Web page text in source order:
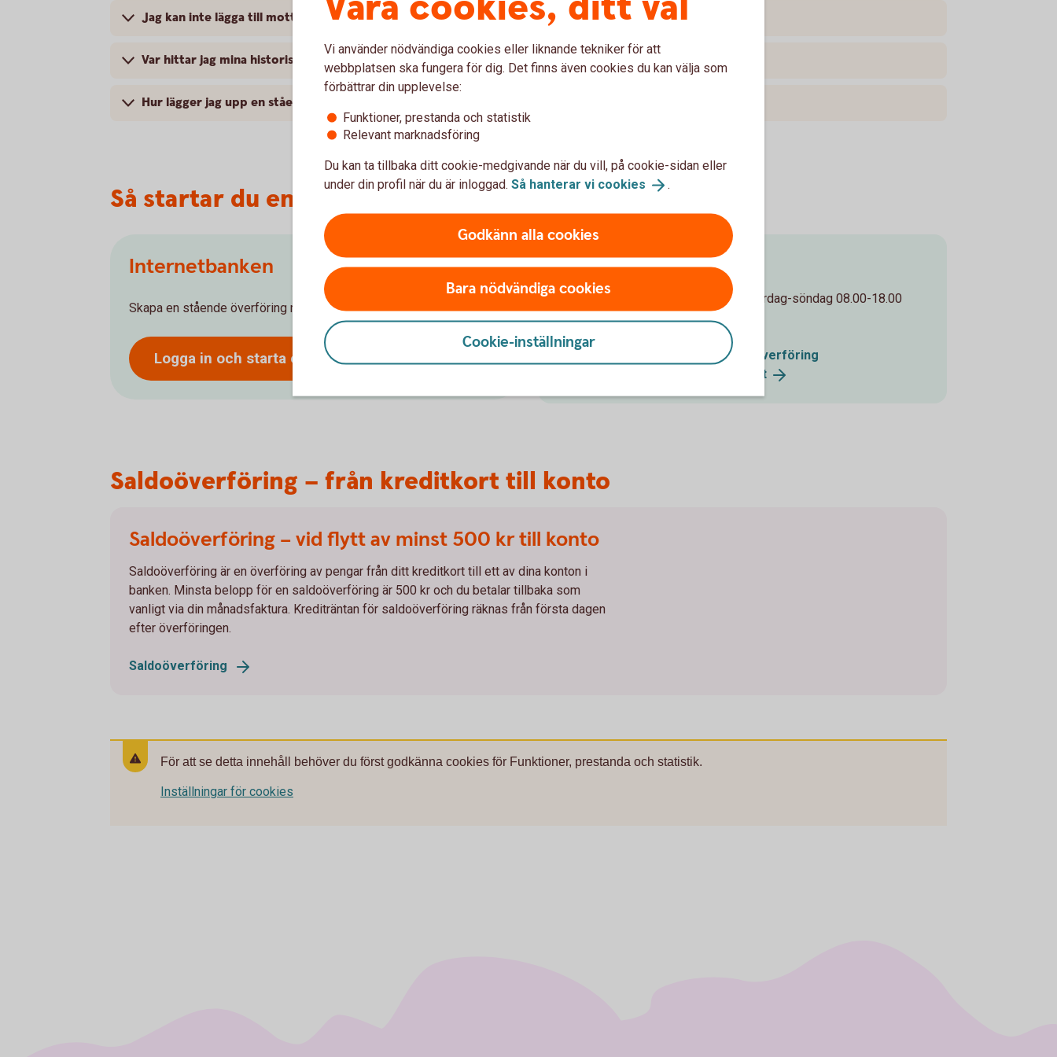
Jag kan inte lägga till mottagaren. Hur vet jag vad det är för kontotyp?
Var hittar jag mina historiska betalningar och överföringar?
Hur lägger jag upp en stående överföring?
Så startar du en stående överföring
Internetbanken
Skapa en stående överföring mellan olika konton i internetbanken.
Logga in och starta en stående
Ring oss
Öppet måndag-fredag 08.00-20.00, lördag-söndag 08.00-18.00
(stängt storhelger)
Ring 0499-487 50 om stående överföring
telefontjänst
Saldoöverföring – från kreditkort till konto
Saldoöverföring – vid flytt av minst 500 kr till konto
Saldoöverföring är en överföring av pengar från ditt kreditkort till ett av dina konton i
banken. Minsta belopp för en saldoöverföring är 500 kr och du betalar tillbaka som
vanligt via din månadsfaktura. Krediträntan för saldoöverföring räknas från första dagen
efter överföringen.
Saldoöverföring
För att se detta innehåll behöver du först godkänna cookies för Funktioner, prestanda och statistik.
Inställningar för cookies
Vi använder nödvändiga cookies eller liknande tekniker för att
webbplatsen ska fungera för dig. Det finns även cookies du kan välja som
förbättrar din upplevelse:
Funktioner, prestanda och statistik
Relevant marknadsföring
Du kan ta tillbaka ditt cookie-medgivande när du vill, på cookie-sidan eller
under din profil när du är inloggad. Så hanterar vi cookies .
Godkänn alla cookies
Bara nödvändiga cookies
Cookie-inställningar